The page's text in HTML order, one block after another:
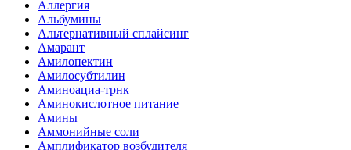
Аллергия
Альбумины
Альтернативный сплайсинг
Амарант
Амилопектин
Амилосубтилин
Аминоациа-трнк
Аминокислотное питание
Амины
Аммонийные соли
Амплификатор возбудителя